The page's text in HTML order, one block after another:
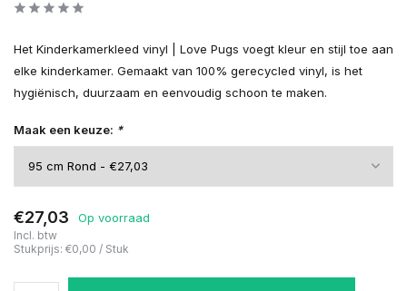
Het Kinderkamerkleed vinyl | Love Pugs voegt kleur en stijl toe aan
elke kinderkamer. Gemaakt van 100% gerecycled vinyl, is het
hygiënisch, duurzaam en eenvoudig schoon te maken.
Maak een keuze: *
€27,03 Op voorraad
Incl. btw
Stukprijs: €0,00 / Stuk